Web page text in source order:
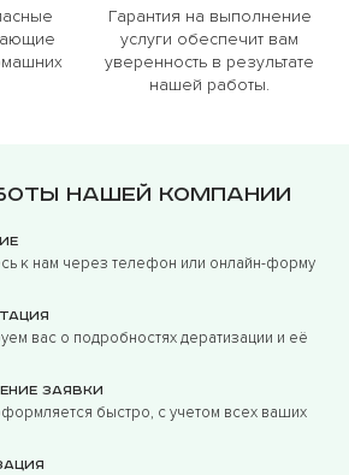
Гарантия на выполнение
услуги обеспечит вам
уверенность в результате
нашей работы.
нашей компании
к нам через телефон или онлайн-форму
вас о подробностях дератизации и её
заявки
быстро, с учетом всех ваших